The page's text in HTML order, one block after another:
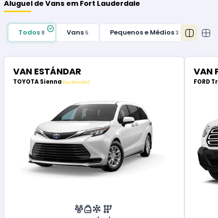
Aluguel de Vans em Fort Lauderdale
Todos8 Vans 5 Pequenos e Médios 3
VAN ESTÁNDAR
TOYOTA Sienna (ou Similar)
VAN
FORD